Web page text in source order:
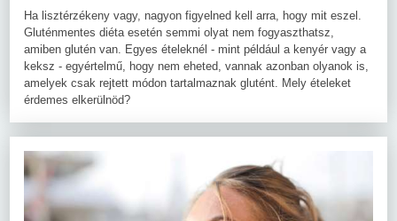
Ha lisztérzékeny vagy, nagyon figyelned kell arra, hogy mit eszel.
Gluténmentes diéta esetén semmi olyat nem fogyaszthatsz,
amiben glutén van. Egyes ételeknél - mint például a kenyér vagy a
keksz - egyértelmű, hogy nem eheted, vannak azonban olyanok is,
amelyek csak rejtett módon tartalmaznak glutént. Mely ételeket
érdemes elkerülnöd?